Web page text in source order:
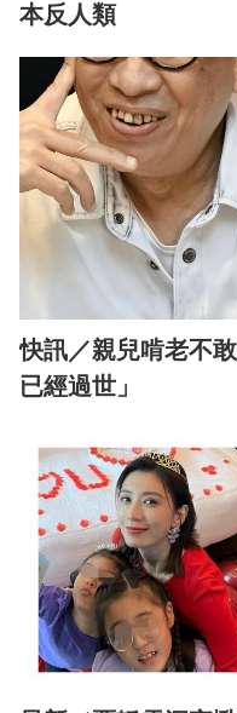
本反人類
快訊／親兒啃老不
已經過世」